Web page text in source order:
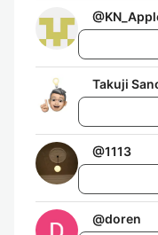
@
Takuji
@1113
@doren